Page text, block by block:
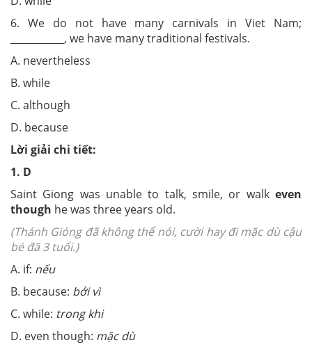
6. We do not have many carnivals in Viet Nam;
___________, we have many traditional festivals.
A. nevertheless
B. while
C. although
D. because
Lời giải chi tiết:
1. D
Saint Giong was unable to talk, smile, or walk even
though he was three years old.
(Thánh Gióng đã không thể nói, cười hay đi mặc dù cậu
bé đã 3 tuổi.)
A. if: nếu
B. because: bởi vì
C. while: trong khi
D. even though: mặc dù